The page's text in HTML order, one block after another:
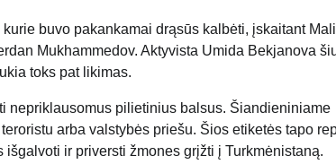
buvo pakankamai drąsūs kalbėti, įskaitant
Mukhammedov. Aktyvista Umida Bekjanova
toks pat likimas.
nepriklausomus pilietinius balsus. Šiandieniniame
arba valstybės priešu. Šios etiketės tapo
ir priversti žmones grįžti į Turkmėnistaną.